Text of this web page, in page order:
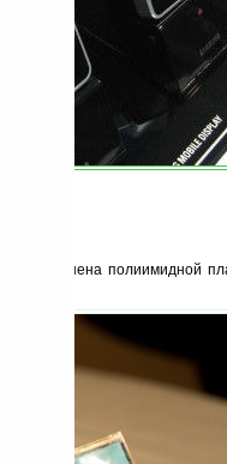
заменена полиимидной
2 см.